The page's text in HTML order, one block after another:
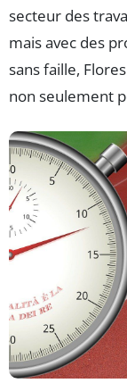
secteur des
mais avec des
sans faille,
non seulement